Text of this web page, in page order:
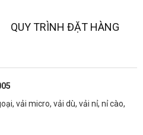
QUY TRÌNH ĐẶT HÀNG
vải micro, vải dù, vải nỉ, nỉ cào,